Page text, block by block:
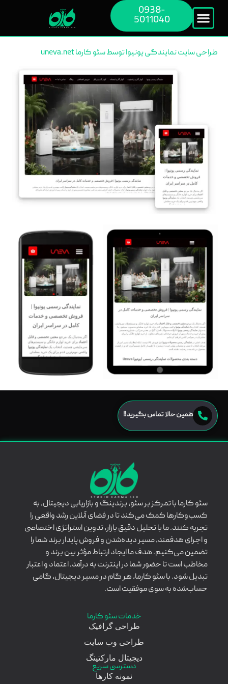
0938-
5011040
طراحی سایت نمایندگی یونیوا توسط سئو کارما uneva.net
همین حالا تماس بگیرید!!
سئو کارما با تمرکز بر سئو، برندینگ و بازاریابی دیجیتال، به
کسب‌وکارها کمک می‌کند تا در فضای آنلاین رشد واقعی را
تجربه کنند. ما با تحلیل دقیق بازار، تدوین استراتژی اختصاصی
و اجرای هدفمند، مسیر دیده‌شدن و فروش پایدار برند شما را
تضمین می‌کنیم. هدف ما ایجاد ارتباط مؤثر بین برند و
مخاطب است تا حضور شما در اینترنت به درآمد، اعتماد و اعتبار
تبدیل شود. با سئو کارما، هر گام در مسیر دیجیتال، گامی
حساب‌شده به سوی موفقیت است.
خدمات سئو کارما
طراحی گرافیک
طراحی وب سایت
دیجیتال مارکتینگ
دسترسی سریع
نمونه کارها